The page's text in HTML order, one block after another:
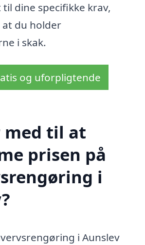
dine specifikke krav,
du holder
i skak.
og uforpligtende
med til at
prisen på
i
i Aunslev